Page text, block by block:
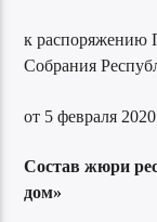
к распоряжению
Собрания
от 5 февраля
Состав жюри
дом»